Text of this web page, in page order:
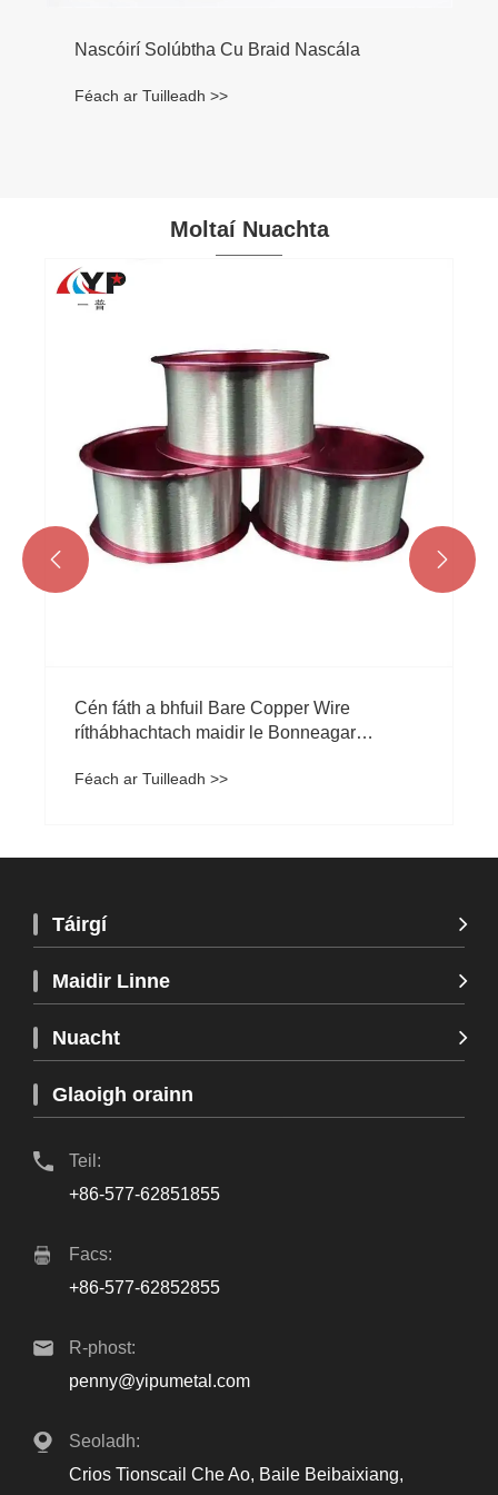
Nascóirí Solúbtha Cu Braid Nascála
Féach ar Tuilleadh >>
Moltaí Nuachta
Cén fáth a bhfuil Bare Copper Wire
ríthábhachtach maidir le Bonneagar
Ard-Deireadh?
Féach ar Tuilleadh >>
 
Táirgí
Maidir Linne
Nuacht
Glaoigh orainn
Teil:
+86-577-62851855
Facs:
+86-577-62852855
R-phost:
penny@yipumetal.com
Seoladh:
Crios Tionscail Che Ao, Baile Beibaixiang,